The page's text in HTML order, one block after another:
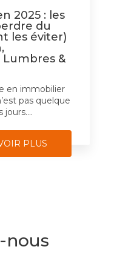
2025 : les
du
les éviter)
Lumbres &
en immobilier
pas quelque
jours....
PLUS
nous